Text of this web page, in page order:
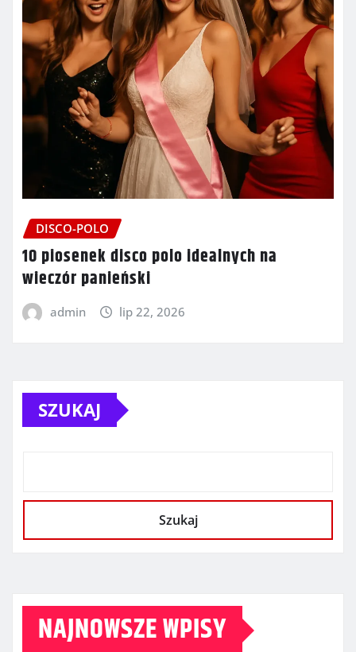
DISCO-POLO
10 piosenek disco polo idealnych na
wieczór panieński
admin lip 22, 2026
SZUKAJ
Szukaj
NAJNOWSZE WPISY